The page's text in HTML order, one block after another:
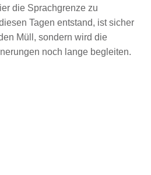
die Sprachgrenze zu
Tagen entstand, ist sicher
Müll, sondern wird die
noch lange begleiten.